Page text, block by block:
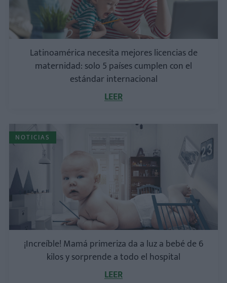
Latinoamérica necesita mejores licencias de
maternidad: solo 5 países cumplen con el
estándar internacional
LEER
NOTICIAS
¡Increíble! Mamá primeriza da a luz a bebé de 6
kilos y sorprende a todo el hospital
LEER